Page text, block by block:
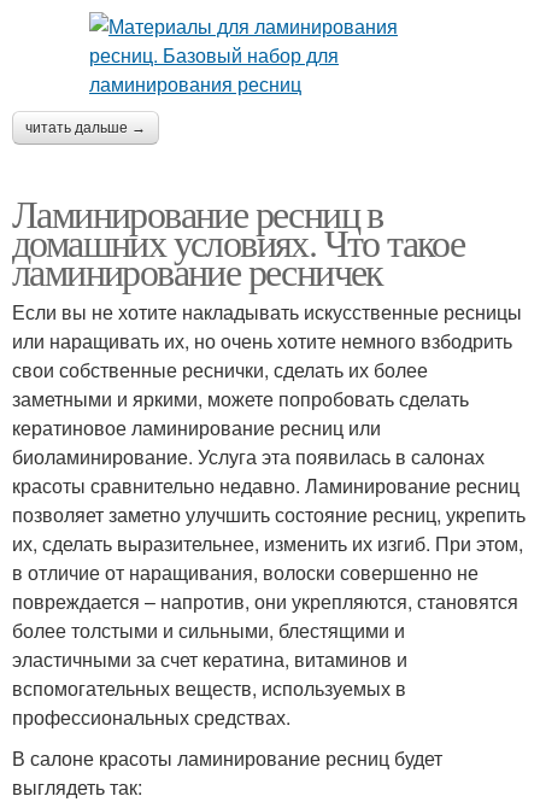
читать дальше →
Ламинирование ресниц в
домашних условиях. Что такое
ламинирование ресничек
Если вы не хотите накладывать искусственные ресницы
или наращивать их, но очень хотите немного взбодрить
свои собственные реснички, сделать их более
заметными и яркими, можете попробовать сделать
кератиновое ламинирование ресниц или
биоламинирование. Услуга эта появилась в салонах
красоты сравнительно недавно. Ламинирование ресниц
позволяет заметно улучшить состояние ресниц, укрепить
их, сделать выразительнее, изменить их изгиб. При этом,
в отличие от наращивания, волоски совершенно не
повреждается – напротив, они укрепляются, становятся
более толстыми и сильными, блестящими и
эластичными за счет кератина, витаминов и
вспомогательных веществ, используемых в
профессиональных средствах.
В салоне красоты ламинирование ресниц будет
выглядеть так: